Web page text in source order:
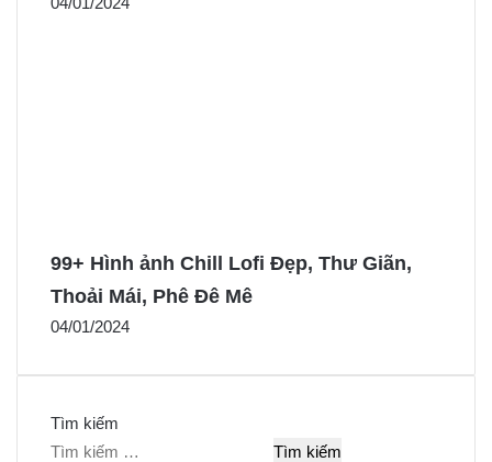
99+ Hình ảnh Chill Lofi Đẹp, Thư Giãn,
Thoải Mái, Phê Đê Mê
04/01/2024
Tìm kiếm
T